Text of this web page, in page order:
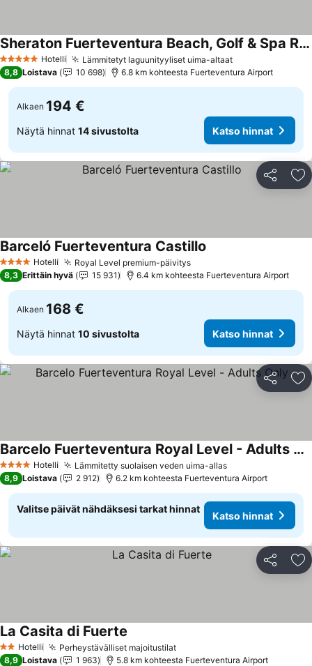
5 Tähtiluokitus
Hotelli Lämmitetyt laguunityyliset uima-altaatKatso hinnat
Sheraton Fuerteventura Beach, Golf & Spa Resort
Katso hinnat
8,8 Loistava 10 698 6.8 km kohteesta Fuerteventura Airport
Alkaen 194 €
Näytä hinnat 14 sivustolta Katso hinnat
Jaa
4 Tähtiluokitus
Hotelli Royal Level premium-päivitysKatso hinnat
Barceló Fuerteventura Castillo
8,3 Erittäin hyvä 15 931 6.4 km kohteesta Fuerteventura Airport
Alkaen 168 €
Näytä hinnat 10 sivustolta Katso hinnat
Jaa
4 Tähtiluokitus
Hotelli Lämmitetty suolaisen veden uima-allasKatso hinnat
Barcelo Fuerteventura Royal Level - Adults Only
Katso hinnat
8,9 Loistava 2 912 6.2 km kohteesta Fuerteventura Airport
Valitse päivät nähdäksesi tarkat hinnat
Katso hinnat
Jaa
2 Tähtiluokitus
Hotelli Perheystävälliset majoitustilatKatso hinnat
La Casita di Fuerte
8,9 Loistava 1 963 5.8 km kohteesta Fuerteventura Airport